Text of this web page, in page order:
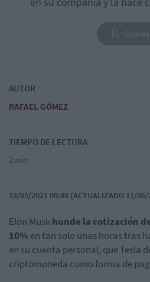
AUTOR
RAFAEL GÓMEZ
TIEMPO DE LECTURA
2 min
13/05/2021 09:48 (ACTUALIZADO 11/06/
Elon Muskhunde la cotización
10% en tan solo unas horas tras
en su cuenta personal, que Tesla
criptomoneda como forma de